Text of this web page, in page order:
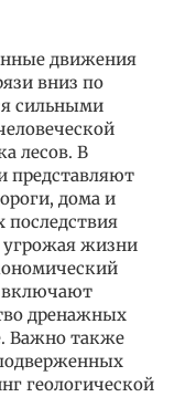
движения
вниз по
сильными
лесов. В
представляют
дома и
последствия
угрожая жизни
включают
дренажных
Важно также
геологической